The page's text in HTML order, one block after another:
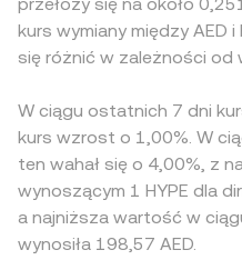
kurs wymiany między AED
się różnić w zależności od
W ciągu ostatnich 7 dni
kurs wzrost o 1,00%. W
ten wahał się o 4,00%, z
wynoszącym 1 HYPE dla
a najniższa wartość w
wynosiła 198,57 AED.